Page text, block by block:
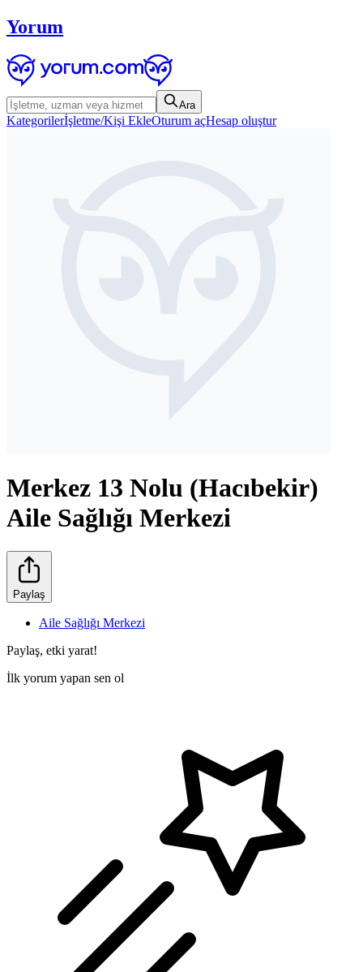
Yorum
Ara
Kategorilerİşletme/Kişi EkleOturum açHesap oluştur
Merkez 13 Nolu (Hacıbekir)
Aile Sağlığı Merkezi
Paylaş
Aile Sağlığı Merkezi
Paylaş, etki yarat!
İlk yorum yapan sen ol